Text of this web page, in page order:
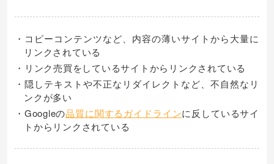
・コピーコンテンツなど、内容の薄いサイトから大量に
リンクされている
・リンク売買をしているサイトからリンクされている
・隠しテキストや不正なリダイレクトなど、不自然なリ
ンクが多い
・Googleの品質に関するガイドラインに反しているサイ
トからリンクされている